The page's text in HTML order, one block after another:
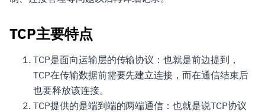
TCP主要特点
TCP是面向运输层的传输协议：也就是前边提到，
TCP在传输数据前需要先建立连接，而在通信结束后
也要释放该连接。
TCP提供的是端到端的两端通信：也就是说TCP协议